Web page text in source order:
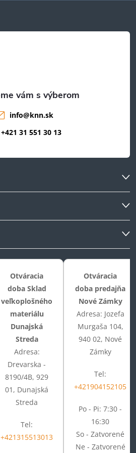
info@knn.sk
+421 31 551 30 13
Otváracia
doba Sklad
veľkoplošného
materiálu
Dunajská
Streda
Adresa:
Drevarska -
8190/4B, 929
01, Dunajská
Streda
Tel:
+421315513013
Otváracia
doba predajňa
Nové Zámky
Adresa: Jozefa
Murgaša 104,
940 02, Nové
Zámky
Tel:
+421904152105
Po - Pi: 7:30 -
16:30
So - Zatvorené
Ne - Zatvorené